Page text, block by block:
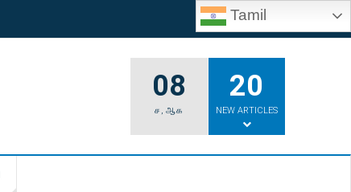
Tamil
08
ச , ஆக
20
NEW ARTICLES